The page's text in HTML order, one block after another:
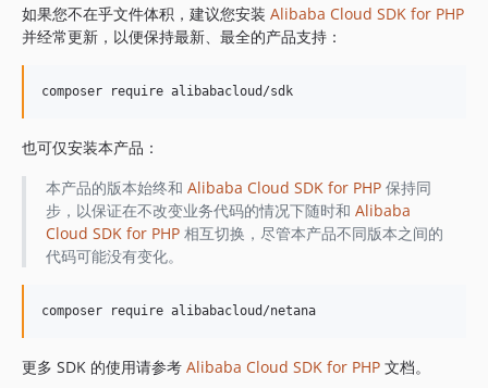
1.8.837
1.8.836
1.8.834
1.8.832
1.8.830
1.8.828
1.8.826
1.8.825
1.8.822
如果您不在乎文件体积，建议您安装 Alibaba Cloud SDK for PHP
并经常更新，以便保持最新、最全的产品支持：
也可仅安装本产品：
本产品的版本始终和 Alibaba Cloud SDK for PHP保持同
步，以保证在不改变业务代码的情况下随时和 Alibaba
Cloud SDK for PHP相互切换，尽管本产品不同版本之间的
代码可能没有变化。
更多 SDK 的使用请参考 Alibaba Cloud SDK for PHP 文档。